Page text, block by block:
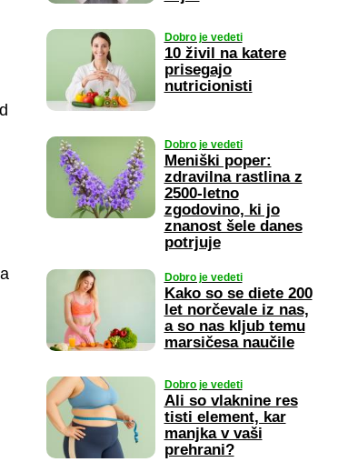
Dobro je vedeti
10 živil na katere
prisegajo
nutricionisti
Dobro je vedeti
Meniški poper:
zdravilna rastlina z
2500-letno
zgodovino, ki jo
znanost šele danes
potrjuje
Dobro je vedeti
Kako so se diete 200
let norčevale iz nas,
a so nas kljub temu
marsičesa naučile
Dobro je vedeti
Ali so vlaknine res
tisti element, kar
manjka v vaši
prehrani?